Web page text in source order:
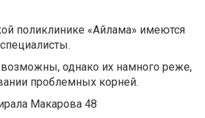
поликлинике «Айлама» имеются
однако их намного реже,
проблемных корней.
Макарова 48⠀